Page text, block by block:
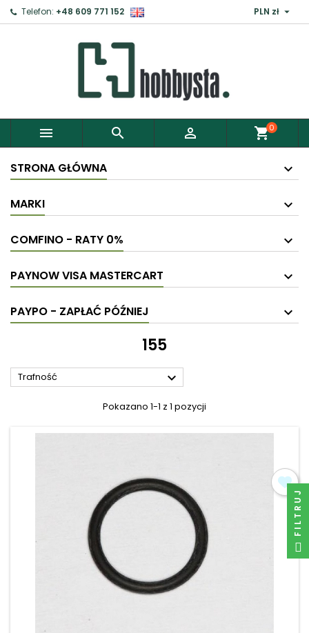
Telefon: +48 609 771 152 PLN zł 
   shopping_cart0
STRONA GŁÓWNA
MARKI
COMFINO - RATY 0%
PAYNOW VISA MASTERCART
PAYPO - ZAPŁAĆ PÓŹNIEJ
155
Trafność 
Pokazano 1-1 z 1 pozycji
Zaloguj ×
Aby zapisać produkty do Schowka, musisz się
Anuluj Zaloguj
FILTRUJ